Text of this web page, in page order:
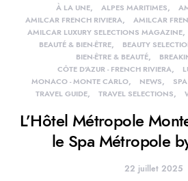
À LA UNE ALPES MARITIMES
AMILCAR FRENCH RIVIERA
AMILCAR
AMILCAR LUXURY SELECTIONS MAGAZINE
BEAUTÉ & BIEN-ÊTRE
BEAUTY
BIEN-ÊTRE & BEAUTÉ
CÔTE D'AZUR - FRENCH RIVIERA
MONACO - MONTE CARLO
NEWS
TRAVEL GUIDE
TRAVEL SELECTIONS
L’Hôtel Métropole
le Spa Métropole
22 juillet 2025